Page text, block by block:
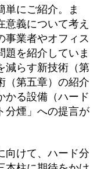
単にご紹介。ま
義について考え
事業者やオフィス
題を紹介していま
減らす新技術（第
（第五章）の紹介
かる設備（ハード
分煙」への提言が
向けて、ハード分